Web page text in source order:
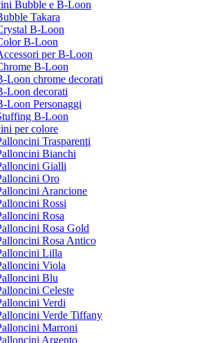
Bubble e B-Loon
Takara
B-Loon
B-Loon
per B-Loon
B-Loon
Loon chrome decorati
Loon decorati
Loon Personaggi
B-Loon
per colore
Trasparenti
Bianchi
Gialli
Oro
Arancione
Rossi
Rosa
Rosa Gold
Rosa Antico
Lilla
Viola
Blu
Celeste
Verdi
Verde Tiffany
Marroni
Argento